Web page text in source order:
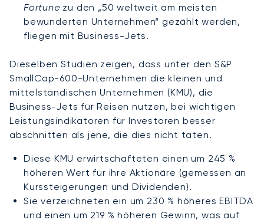
Fortunezu den „50 weltweit am meisten
bewunderten Unternehmen“ gezählt werden,
fliegen mit Business-Jets.
Dieselben Studien zeigen, dass unter den S&P
SmallCap-600-Unternehmen die kleinen und
mittelständischen Unternehmen (KMU), die
Business-Jets für Reisen nutzen, bei wichtigen
Leistungsindikatoren für Investoren besser
abschnitten als jene, die dies nicht taten.
Diese KMU erwirtschafteten einen um 245 %
höheren Wert für ihre Aktionäre (gemessen an
Kurssteigerungen und Dividenden).
Sie verzeichneten ein um 230 % höheres EBITDA
und einen um 219 % höheren Gewinn, was auf